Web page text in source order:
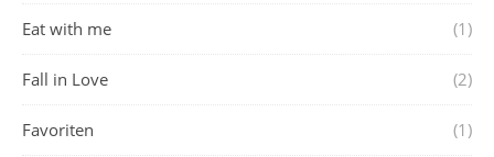
Eat with me (1)
Fall in Love (2)
Favoriten (1)